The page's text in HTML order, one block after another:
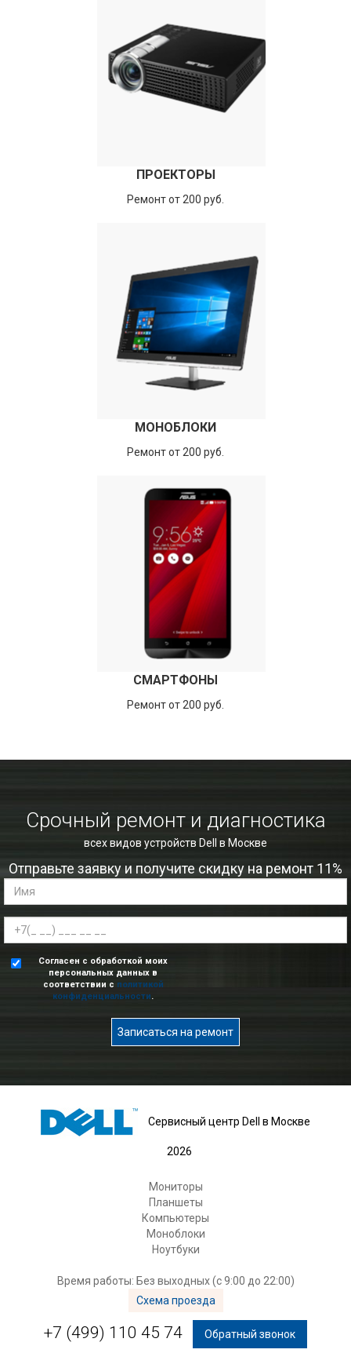
ПРОЕКТОРЫ
Ремонт от 200 руб.
МОНОБЛОКИ
Ремонт от 200 руб.
СМАРТФОНЫ
Ремонт от 200 руб.
Срочный ремонт и диагностика
всех видов устройств Dell в Москве
Отправьте заявку и получите скидку на ремонт 11%
Согласен с обработкой моих
персональных данных в
соответствии с политикой
конфиденциальности.
Записаться на ремонт
Сервисный центр Dell в Москве
2026
Мониторы
Планшеты
Компьютеры
Моноблоки
Ноутбуки
Время работы: Без выходных (с 9:00 до 22:00)
Схема проезда
+7 (499) 110 45 74 Обратный звонок